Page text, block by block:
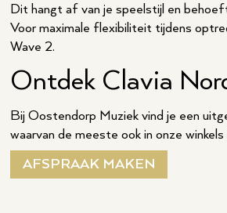
Dit hangt af van je speelstijl en
Voor maximale flexibiliteit tijdens
Wave 2.
Ontdek Clavia
Bij Oostendorp Muziek vind je een
waarvan de meeste ook in onze
AFSPRAAK MAKEN